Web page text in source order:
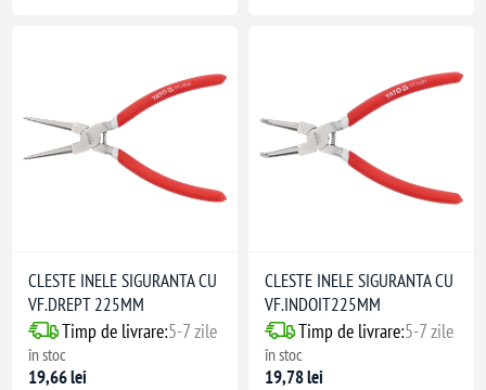
CLESTE INELE SIGURANTA CU
VF.DREPT 225MM
Timp de livrare:5-7 zile
în stoc
19,66 lei
CLESTE INELE SIGURANTA CU
VF.INDOIT225MM
Timp de livrare:5-7 zile
în stoc
19,78 lei